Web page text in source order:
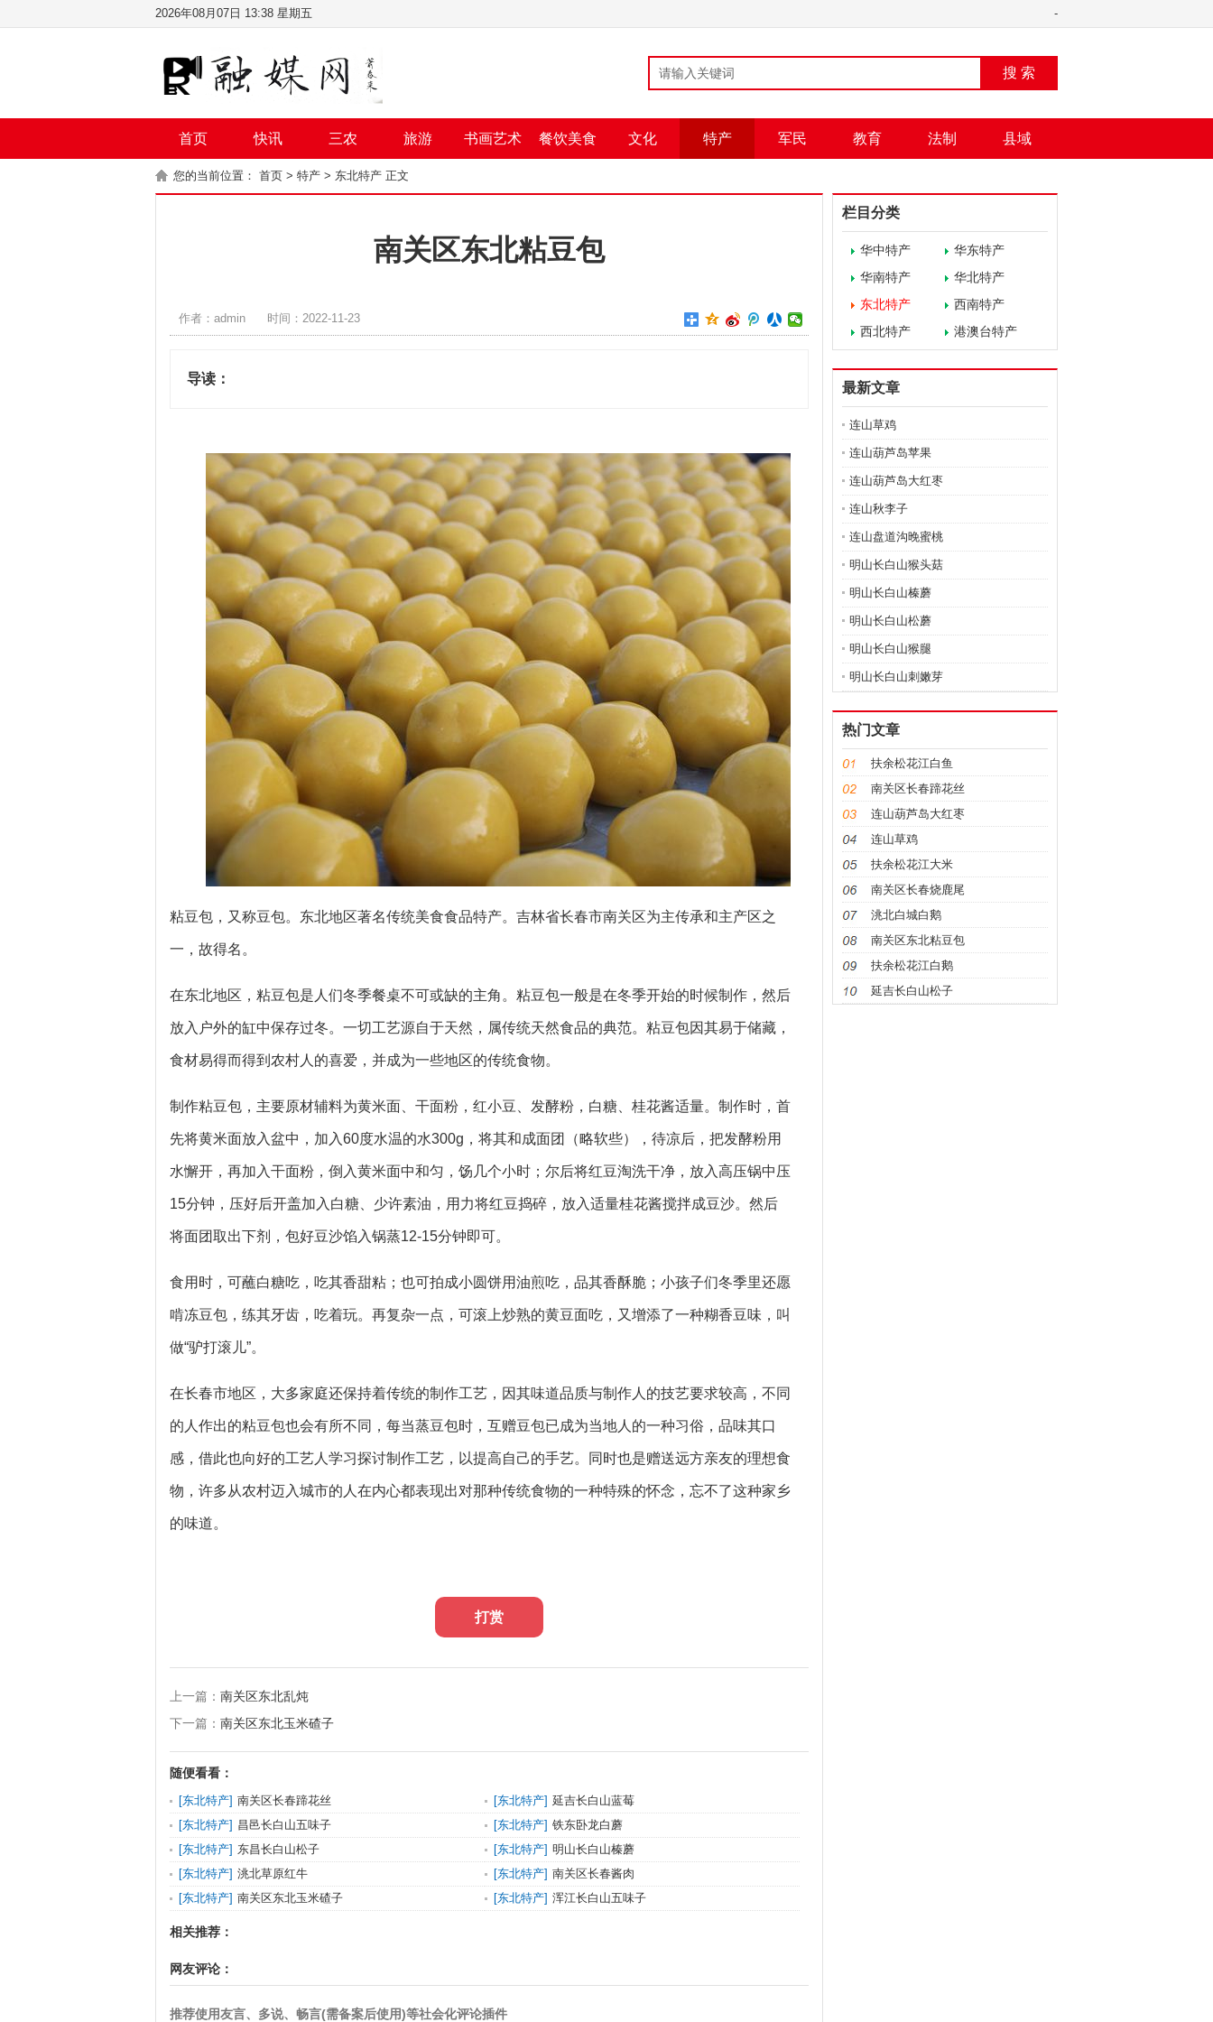
-
2026年08月07日 13:38 星期五
搜 索
首页 快讯 三农 旅游 书画艺术 餐饮美食 文化 特产 军民 教育 法制 县域
您的当前位置： 首页 > 特产 > 东北特产 正文
南关区东北粘豆包
作者：admin 时间：2022-11-23
导读：
粘豆包，又称豆包。东北地区著名传统美食食品特产。吉林省长春市南关区为主传承和主产区之
一，故得名。
在东北地区，粘豆包是人们冬季餐桌不可或缺的主角。粘豆包一般是在冬季开始的时候制作，然后
放入户外的缸中保存过冬。一切工艺源自于天然，属传统天然食品的典范。粘豆包因其易于储藏，
食材易得而得到农村人的喜爱，并成为一些地区的传统食物。
制作粘豆包，主要原材辅料为黄米面、干面粉，红小豆、发酵粉，白糖、桂花酱适量。制作时，首
先将黄米面放入盆中，加入60度水温的水300g，将其和成面团（略软些），待凉后，把发酵粉用
水懈开，再加入干面粉，倒入黄米面中和匀，饧几个小时；尔后将红豆淘洗干净，放入高压锅中压
15分钟，压好后开盖加入白糖、少许素油，用力将红豆捣碎，放入适量桂花酱搅拌成豆沙。然后
将面团取出下剂，包好豆沙馅入锅蒸12-15分钟即可。
食用时，可蘸白糖吃，吃其香甜粘；也可拍成小圆饼用油煎吃，品其香酥脆；小孩子们冬季里还愿
啃冻豆包，练其牙齿，吃着玩。再复杂一点，可滚上炒熟的黄豆面吃，又增添了一种糊香豆味，叫
做“驴打滚儿”。
在长春市地区，大多家庭还保持着传统的制作工艺，因其味道品质与制作人的技艺要求较高，不同
的人作出的粘豆包也会有所不同，每当蒸豆包时，互赠豆包已成为当地人的一种习俗，品味其口
感，借此也向好的工艺人学习探讨制作工艺，以提高自己的手艺。同时也是赠送远方亲友的理想食
物，许多从农村迈入城市的人在内心都表现出对那种传统食物的一种特殊的怀念，忘不了这种家乡
的味道。
打赏
上一篇： 南关区东北乱炖
下一篇： 南关区东北玉米碴子
随便看看：
[东北特产] 南关区长春蹄花丝 [东北特产] 延吉长白山蓝莓
[东北特产] 昌邑长白山五味子 [东北特产] 铁东卧龙白蘑
[东北特产] 东昌长白山松子 [东北特产] 明山长白山榛蘑
[东北特产] 洮北草原红牛 [东北特产] 南关区长春酱肉
[东北特产] 南关区东北玉米碴子 [东北特产] 浑江长白山五味子
相关推荐：
网友评论：
推荐使用友言、多说、畅言(需备案后使用)等社会化评论插件
栏目分类
华中特产
华东特产
华南特产
华北特产
东北特产
西南特产
西北特产
港澳台特产
最新文章
连山草鸡
连山葫芦岛苹果
连山葫芦岛大红枣
连山秋李子
连山盘道沟晚蜜桃
明山长白山猴头菇
明山长白山榛蘑
明山长白山松蘑
明山长白山猴腿
明山长白山刺嫩芽
热门文章
扶余松花江白鱼
南关区长春蹄花丝
连山葫芦岛大红枣
连山草鸡
扶余松花江大米
南关区长春烧鹿尾
洮北白城白鹅
南关区东北粘豆包
扶余松花江白鹅
延吉长白山松子